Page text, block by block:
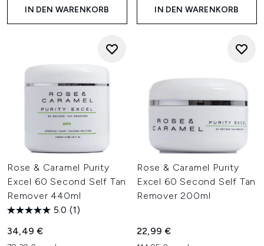
IN DEN WARENKORB IN DEN WARENKORB
Rose & Caramel Purity
Excel 60 Second Self Tan
Remover 440ml
5.0 (1)
34,49 €
Rose & Caramel Purity
Excel 60 Second Self Tan
Remover 200ml
22,99 €